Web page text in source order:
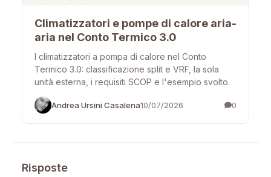
Climatizzatori e pompe di calore aria-
aria nel Conto Termico 3.0
I climatizzatori a pompa di calore nel Conto
Termico 3.0: classificazione split e VRF, la sola
unità esterna, i requisiti SCOP e l'esempio svolto.
Andrea Ursini Casalena10/07/2026 0
Risposte